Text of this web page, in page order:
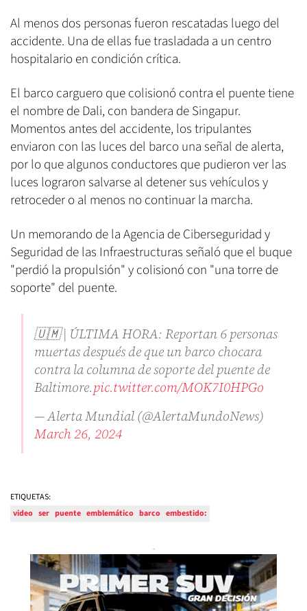
Al menos dos personas fueron rescatadas luego del
accidente. Una de ellas fue trasladada a un centro
hospitalario en condición crítica.
El barco carguero que colisionó contra el puente tiene
el nombre de Dali, con bandera de Singapur.
Momentos antes del accidente, los tripulantes
enviaron con las luces del barco una señal de alerta,
por lo que algunos conductores que pudieron ver las
luces lograron salvarse al detener sus vehículos y
retroceder o al menos no continuar la marcha.
Un memorando de la Agencia de Ciberseguridad y
Seguridad de las Infraestructuras señaló que el buque
"perdió la propulsión" y colisionó con "una torre de
soporte" del puente.
🇺🇲 | ÚLTIMA HORA: Reportan 6 personas
muertas después de que un barco chocara
contra la columna de soporte del puente de
Baltimore.pic.twitter.com/MOK7I0HPGo
— Alerta Mundial (@AlertaMundoNews)
March 26, 2024
ETIQUETAS:
video ser puente emblemático barco embestido: